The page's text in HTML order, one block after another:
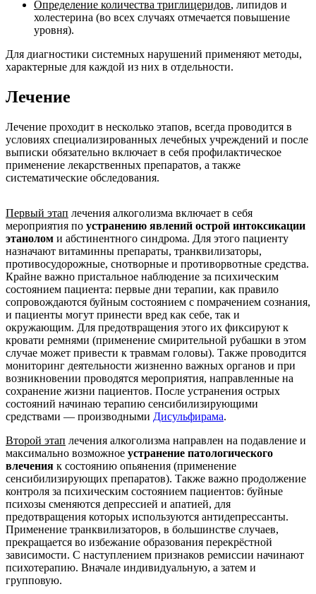
Определение количества триглицеридов, липидов и
холестерина (во всех случаях отмечается повышение
уровня).
Для диагностики системных нарушений применяют методы,
характерные для каждой из них в отдельности.
Лечение
Лечение проходит в несколько этапов, всегда проводится в
условиях специализированных лечебных учреждений и после
выписки обязательно включает в себя профилактическое
применение лекарственных препаратов, а также
систематические обследования.
Первый этап лечения алкоголизма включает в себя
мероприятия по устранению явлений острой интоксикации
этанолом и абстинентного синдрома. Для этого пациенту
назначают витаминны препараты, транквилизаторы,
противосудорожные, снотворные и противорвотные средства.
Крайне важно пристальное наблюдение за психическим
состоянием пациента: первые дни терапии, как правило
сопровождаются буйным состоянием с помрачением сознания,
и пациенты могут принести вред как себе, так и
окружающим. Для предотвращения этого их фиксируют к
кровати ремнями (применение смирительной рубашки в этом
случае может привести к травмам головы). Также проводится
мониторинг деятельности жизненно важных органов и при
возникновении проводятся мероприятия, направленные на
сохранение жизни пациентов. После устранения острых
состояний начинаю терапию сенсибилизирующими
средствами — производными Дисульфирама.
Второй этап лечения алкоголизма направлен на подавление и
максимально возможное устранение патологического
влечения к состоянию опьянения (применение
сенсибилизирующих препаратов). Также важно продолжение
контроля за психическим состоянием пациентов: буйные
психозы сменяются депрессией и апатией, для
предотвращения которых используются антидепрессанты.
Применение транквилизаторов, в большинстве случаев,
прекращается во избежание образования перекрёстной
зависимости. С наступлением признаков ремиссии начинают
психотерапию. Вначале индивидуальную, а затем и
групповую.